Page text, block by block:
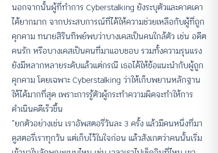
นอกจากนั้นผู้ที่ทำการ Cyberstalking ยังระบุตัวและคาดเดา
ได้ยากมาก จากประสบการณ์ที่ได้ให้ความช่วยเหลือกับผู้ที่ถูก
คุกคาม ทนายสิรินทิพย์พบว่าบางเคสเป็นคนใกล้ตัว เช่น อดีต
คนรัก หรือบางเคสเป็นคนที่มาแอบชอบ รวมทั้งความรุนแรง
ยังมีหลากหลายระดับแล้วแต่กรณี เธอได้ให้ข้อแนะนำกับผู้ถูก
คุกคาม โดยเฉพาะ Cyberstalking ว่าให้เก็บพยานหลักฐาน
ให้ได้มากที่สุด เพราะการรู้ตัวผู้กระทำความผิดจะทำให้การ
ดำเนินคดีเร็วขึ้น
“ยกตัวอย่างเช่น เราอัพสตอรี่วันละ 3 ครั้ง แล้วมีคนหนึ่งที่มา
ดูสตอรี่เราทุกวัน แต่เก็บไว้ในใจก่อน แล้วสังเกตว่าคนนั้นเริ่ม